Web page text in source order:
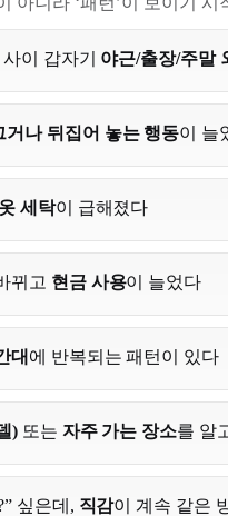
이 갑자기 야근/출장/주말
거나 뒤집어 놓는 행동이 늘
세탁이 급해졌다
뀌고 현금 사용이 늘었다
대 에 반복되는 패턴이 있다
) 또는 자주 가는 장소를 알
싶은데, 직감이 계속 같은